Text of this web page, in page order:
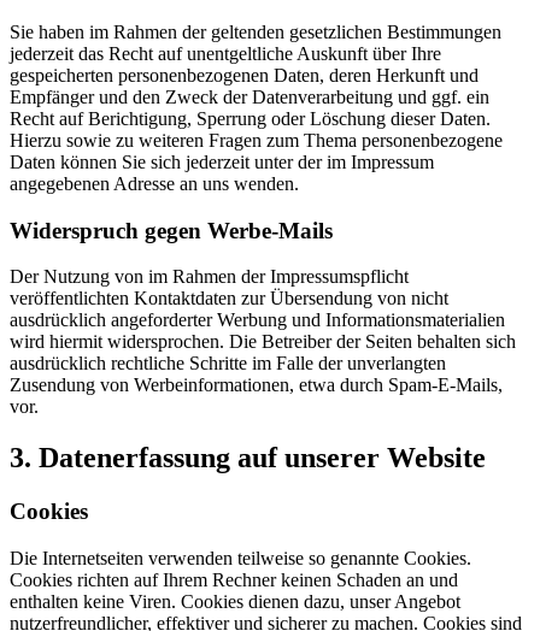
Sie haben im Rahmen der geltenden gesetzlichen Bestimmungen
jederzeit das Recht auf unentgeltliche Auskunft über Ihre
gespeicherten personenbezogenen Daten, deren Herkunft und
Empfänger und den Zweck der Datenverarbeitung und ggf. ein
Recht auf Berichtigung, Sperrung oder Löschung dieser Daten.
Hierzu sowie zu weiteren Fragen zum Thema personenbezogene
Daten können Sie sich jederzeit unter der im Impressum
angegebenen Adresse an uns wenden.
Widerspruch gegen Werbe-Mails
Der Nutzung von im Rahmen der Impressumspflicht
veröffentlichten Kontaktdaten zur Übersendung von nicht
ausdrücklich angeforderter Werbung und Informationsmaterialien
wird hiermit widersprochen. Die Betreiber der Seiten behalten sich
ausdrücklich rechtliche Schritte im Falle der unverlangten
Zusendung von Werbeinformationen, etwa durch Spam-E-Mails,
vor.
3. Datenerfassung auf unserer Website
Cookies
Die Internetseiten verwenden teilweise so genannte Cookies.
Cookies richten auf Ihrem Rechner keinen Schaden an und
enthalten keine Viren. Cookies dienen dazu, unser Angebot
nutzerfreundlicher, effektiver und sicherer zu machen. Cookies sind